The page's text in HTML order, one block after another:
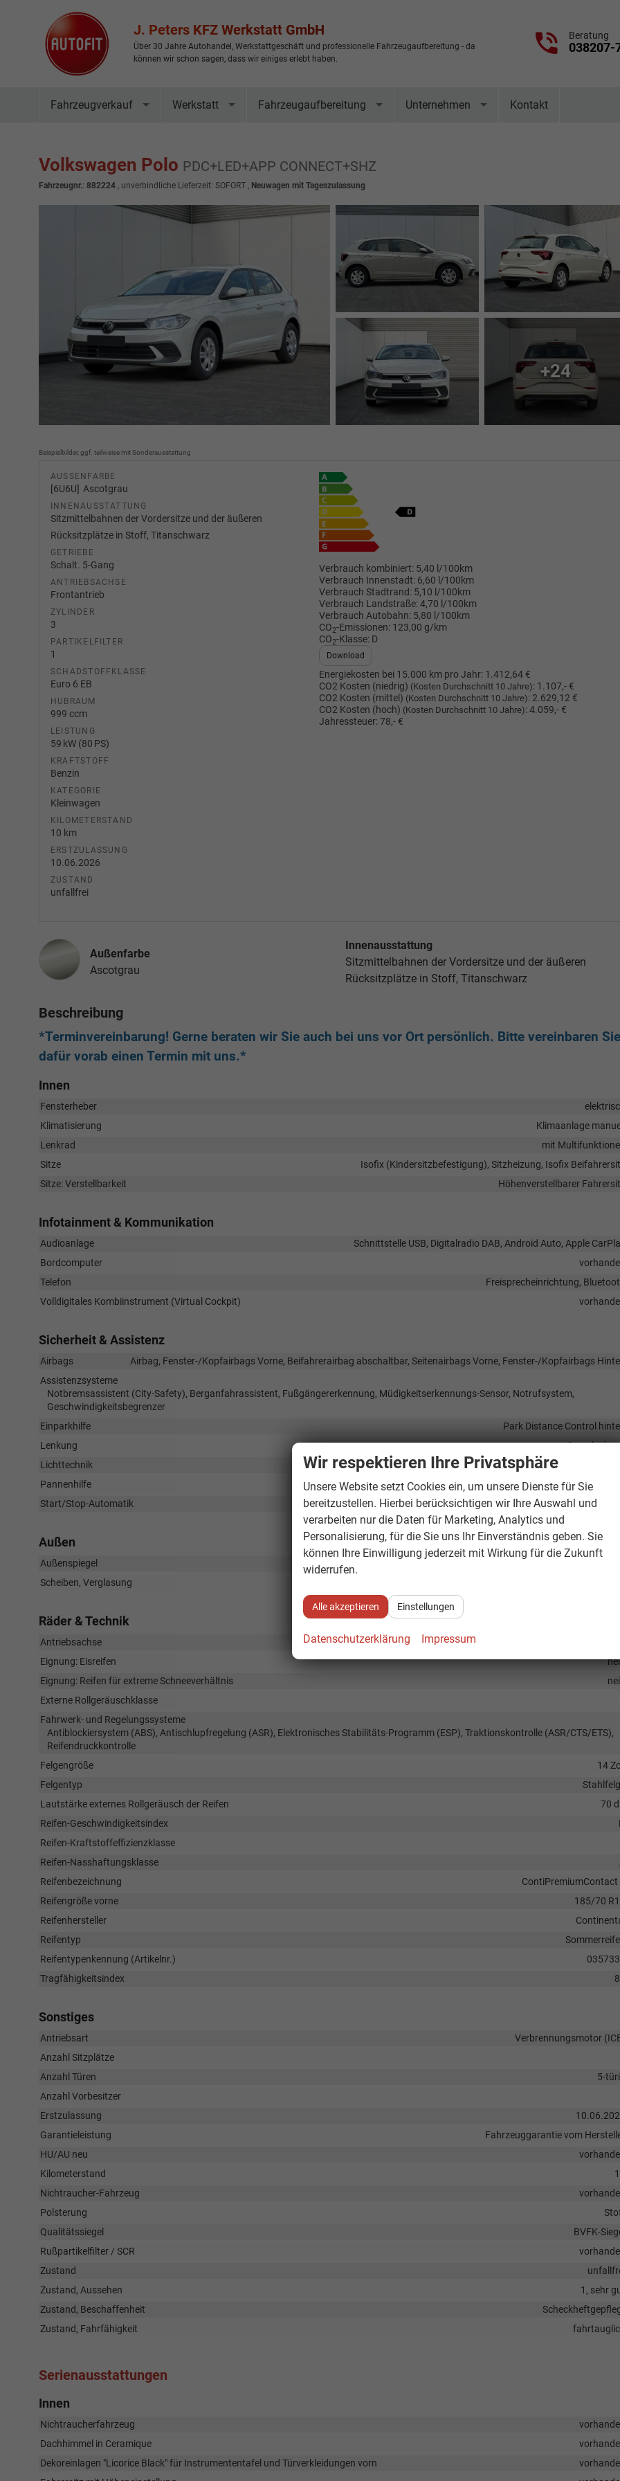
J. Peters KFZ Werkstatt GmbH
Über 30 Jahre Autohandel, Werkstattgeschäft und professionelle Fahrzeugaufbereitung - da
können wir schon sagen, dass wir einiges erlebt haben.
Beratung
038207-
Fahrzeugverkauf Werkstatt Fahrzeugaufbereitung Unternehmen Kontakt
Volkswagen Polo PDC+LED+APP CONNECT+SHZ
Fahrzeugnr.: 882224 , unverbindliche Lieferzeit: SOFORT , Neuwagen mit Tageszulassung
+24
Beispielbilder, ggf. teilweise mit Sonderausstattung
AUSSENFARBE
6U6U Ascotgrau
INNENAUSSTATTUNG
Sitzmittelbahnen der Vordersitze und der äußeren
Rücksitzplätze in Stoff, Titanschwarz
GETRIEBE
Schalt. 5-Gang
ANTRIEBSACHSE
Frontantrieb
ZYLINDER
3
PARTIKELFILTER
1
SCHADSTOFFKLASSE
Euro 6 EB
HUBRAUM
999 ccm
LEISTUNG
59 kW (80 PS)
KRAFTSTOFF
Benzin
KATEGORIE
Kleinwagen
KILOMETERSTAND
10 km
ERSTZULASSUNG
10.06.2026
ZUSTAND
unfallfrei
Verbrauch kombiniert: 5,40 l/100km
Verbrauch Innenstadt: 6,60 l/100km
Verbrauch Stadtrand: 5,10 l/100km
Verbrauch Landstraße:4,70 l/100km
Verbrauch Autobahn: 5,80 l/100km
CO2-Emissionen: 123,00 g/km
CO2-Klasse: D
Download
Energiekosten bei 15.000 km pro Jahr: 1.412,64 €
CO2 Kosten (niedrig) (Kosten Durchschnitt 10 Jahre): 1.107,- €
CO2 Kosten (mittel) (Kosten Durchschnitt 10 Jahre): 2.629,12 €
CO2 Kosten (hoch) (Kosten Durchschnitt 10 Jahre):4.059,- €
Jahressteuer:78,- €
Außenfarbe
Ascotgrau
Innenausstattung
Sitzmittelbahnen der Vordersitze und der äußeren
Rücksitzplätze in Stoff, Titanschwarz
Beschreibung
*Terminvereinbarung! Gerne beraten wir Sie auch bei uns vor Ort persönlich. Bitte vereinbaren Sie
dafür vorab einen Termin mit uns.*
Innen
Fensterheber
Klimatisierung
Klimaanlage
Lenkrad
mit
Sitze
Isofix (Kindersitzbefestigung), Sitzheizung, Isofix
Sitze: Verstellbarkeit
Höhenverstellbarer
Infotainment & Kommunikation
Audioanlage
Schnittstelle USB, Digitalradio DAB, Android Auto, Apple
Bordcomputer
Telefon
Freisprecheinrichtung,
Volldigitales Kombiinstrument (Virtual Cockpit)
Sicherheit & Assistenz
Airbags
Airbag, Fenster-/Kopfairbags Vorne, Beifahrerairbag abschaltbar, Seitenairbags Vorne, Fenster-/Kopfairbags
Assistenzsysteme
Notbremsassistent (City-Safety), Berganfahrassistent, Fußgängererkennung, Müdigkeitserkennungs-Sensor, Notrufsystem,
Geschwindigkeitsbegrenzer
Einparkhilfe
Park Distance Control
Lenkung
Lichttechnik
Lichtsensor, LED-Rückleuchten, LED-Scheinwerfer, LED-Tagfahrlicht
Pannenhilfe
Reserverad
Start/Stop-Automatik
vorhanden
Außen
Außenspiegel
Scheiben, Verglasung
Räder & Technik
Antriebsachse
Eignung: Eisreifen
Eignung: Reifen für extreme Schneeverhältnis
Externe Rollgeräuschklasse
Fahrwerk- und Regelungssysteme
Antiblockiersystem (ABS), Antischlupfregelung (ASR), Elektronisches Stabilitäts-Programm (ESP), Traktionskontrolle (ASR/CTS/ETS),
Reifendruckkontrolle
Felgengröße
14
Felgentyp
Lautstärke externes Rollgeräusch der Reifen
70
Reifen-Geschwindigkeitsindex
Reifen-Kraftstoffeffizienzklasse
Reifen-Nasshaftungsklasse
Reifenbezeichnung
ContiPremiumContact
Reifengröße vorne
185/70
Reifenhersteller
Reifentyp
Reifentypenkennung (Artikelnr.)
Tragfähigkeitsindex
Sonstiges
Antriebsart
Verbrennungsmotor
Anzahl Sitzplätze
Anzahl Türen
5-
Anzahl Vorbesitzer
Erstzulassung
Garantieleistung
Fahrzeuggarantie vom
HU/AU neu
Kilometerstand
Nichtraucher-Fahrzeug
Polsterung
Qualitätssiegel
BVFK-
Rußpartikelfilter / SCR
Zustand
Zustand, Aussehen
1, sehr
Zustand, Beschaffenheit
Zustand, Fahrfähigkeit
Serienausstattungen
Innen
Nichtraucherfahrzeug
Dachhimmel in Ceramique
Dekoreinlagen "Licorice Black" für Instrumententafel und Türverkleidungen vorn
Wir respektieren Ihre Privatsphäre
Unsere Website setzt Cookies ein, um unsere Dienste für Sie
bereitzustellen. Hierbei berücksichtigen wir Ihre Auswahl und
verarbeiten nur die Daten für Marketing, Analytics und
Personalisierung, für die Sie uns Ihr Einverständnis geben. Sie
können Ihre Einwilligung jederzeit mit Wirkung für die Zukunft
widerrufen.
Alle akzeptieren Einstellungen
Datenschutzerklärung Impressum